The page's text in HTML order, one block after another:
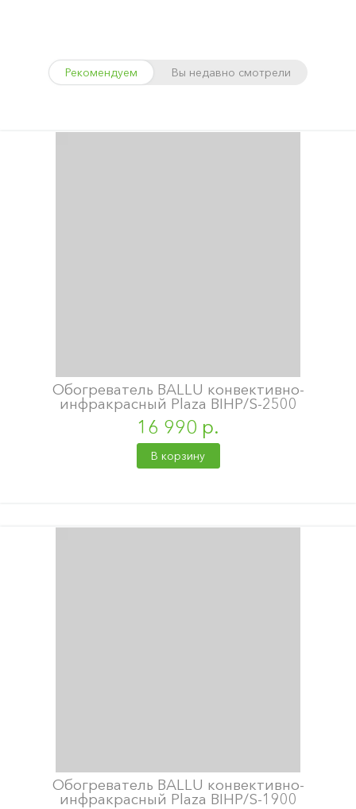
Рекомендуем Вы недавно смотрели
Обогреватель BALLU конвективно-
инфракрасный Plaza BIHP/S-2500
16 990 р.
В корзину
Обогреватель BALLU конвективно-
инфракрасный Plaza BIHP/S-1900